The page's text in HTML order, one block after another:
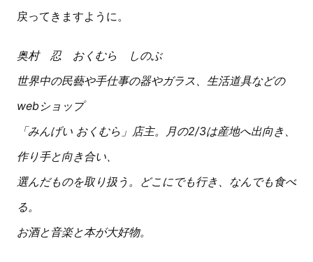
戻ってきますように。
奥村 忍 おくむら しのぶ
世界中の民藝や手仕事の器やガラス、生活道具などの
webショップ
「みんげい おくむら」店主。月の2/3は産地へ出向き、
作り手と向き合い、
選んだものを取り扱う。どこにでも行き、なんでも食べ
る。
お酒と音楽と本が大好物。